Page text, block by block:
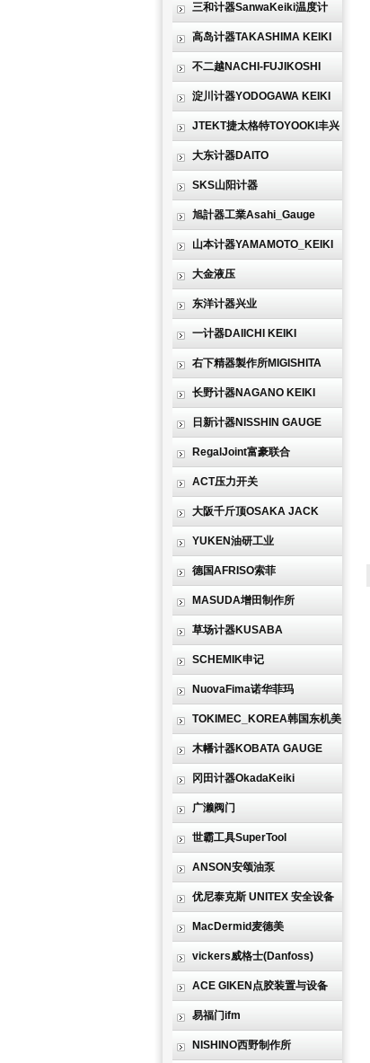
三和计器SanwaKeiki温度计
高岛计器TAKASHIMA KEIKI
不二越NACHI-FUJIKOSHI
淀川计器YODOGAWA KEIKI
JTEKT捷太格特TOYOOKI丰兴
大东计器DAITO
SKS山阳计器
旭計器工業Asahi_Gauge
山本计器YAMAMOTO_KEIKI
大金液压
东洋计器兴业
一计器DAIICHI KEIKI
右下精器製作所MIGISHITA
长野计器NAGANO KEIKI
日新计器NISSHIN GAUGE
RegalJoint富豪联合
ACT压力开关
大阪千斤顶OSAKA JACK
YUKEN油研工业
德国AFRISO索菲
MASUDA增田制作所
草场计器KUSABA
SCHEMIK申记
NuovaFima诺华菲玛
TOKIMEC_KOREA韩国东机美
木幡计器KOBATA GAUGE
冈田计器OkadaKeiki
广濑阀门
世霸工具SuperTool
ANSON安颂油泵
优尼泰克斯 UNITEX 安全设备
MacDermid麦德美
vickers威格士(Danfoss)
ACE GIKEN点胶装置与设备
易福门ifm
NISHINO西野制作所